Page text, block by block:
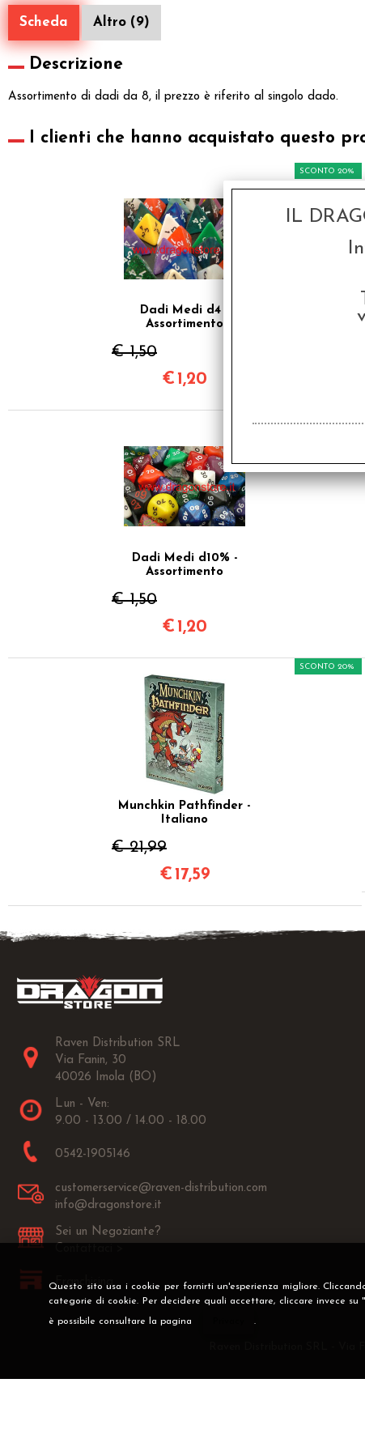
Questo sito usa i cookie per fornirti un'esperienza migliore.
categorie di cookie. Per decidere quali accettare, cliccare invece su
è possibile consultare la pagina .
Scheda Altro (9)
Descrizione
Assortimento di dadi da 8, il prezzo è riferito al singolo dado.
I clienti che hanno acquistato questo
Dadi Medi d4 -
Assortimento
€ 1,50
SCONTO 20%
€ 1,20
Dadi Medi d10% -
Assortimento
€ 1,50
€ 1,20
Munchkin Pathfinder -
Italiano
€ 21,99
SCONTO 20%
€ 17,59
Raven Distribution SRL
Via Fanin, 30
40026 Imola (BO)
Lun - Ven:
9.00 - 13.00 / 14.00 - 18.00
0542-1905146
customerservice@raven-distribution.com
info@dragonstore.it
Sei un Negoziante?
Franchising
IL